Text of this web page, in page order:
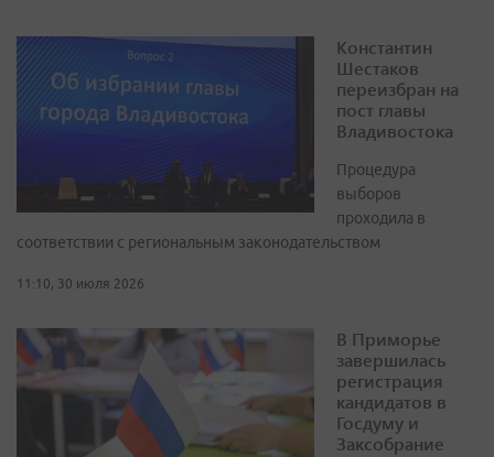
Константин
Шестаков
переизбран на
пост главы
Владивостока
Процедура
выборов
проходила в
соответствии с региональным законодательством
11:10, 30 июля 2026
В Приморье
завершилась
регистрация
кандидатов в
Госдуму и
Заксобрание